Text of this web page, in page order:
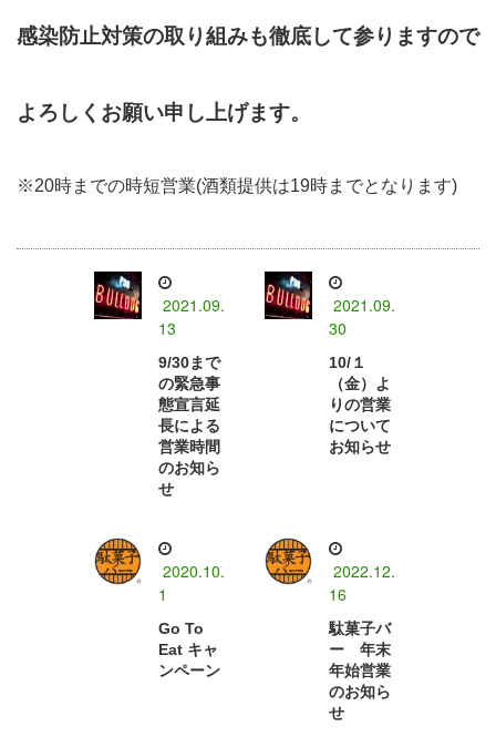
感染防止対策の取り組みも徹底して参りますので
よろしくお願い申し上げます。
※20時までの時短営業(酒類提供は19時までとなります)
2021.09.
13
9/30まで
の緊急事
態宣言延
長による
営業時間
のお知ら
せ
2021.09.
30
10/１
（金）よ
りの営業
について
お知らせ
2020.10.
1
Go To
Eat キャ
ンペーン
2022.12.
16
駄菓子バ
ー 年末
年始営業
のお知ら
せ